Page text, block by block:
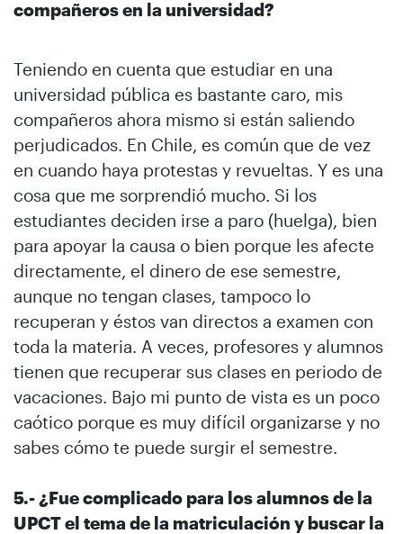
compañeros en la universidad?
Teniendo en cuenta que estudiar en una
universidad pública es bastante caro, mis
compañeros ahora mismo si están saliendo
perjudicados. En Chile, es común que de vez
en cuando haya protestas y revueltas. Y es una
cosa que me sorprendió mucho. Si los
estudiantes deciden irse a paro (huelga), bien
para apoyar la causa o bien porque les afecte
directamente, el dinero de ese semestre,
aunque no tengan clases, tampoco lo
recuperan y éstos van directos a examen con
toda la materia. A veces, profesores y alumnos
tienen que recuperar sus clases en periodo de
vacaciones. Bajo mi punto de vista es un poco
caótico porque es muy difícil organizarse y no
sabes cómo te puede surgir el semestre.
5.- ¿Fue complicado para los alumnos de la
UPCT el tema de la matriculación y buscar la